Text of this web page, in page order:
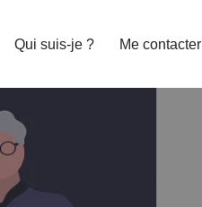
Qui suis-je ? Me contacter